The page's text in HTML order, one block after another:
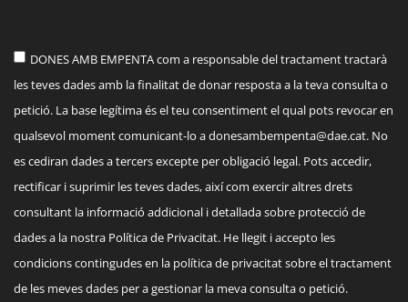
DONES AMB EMPENTA com a responsable del tractament tractarà
les teves dades amb la finalitat de donar resposta a la teva consulta o
petició. La base legítima és el teu consentiment el qual pots revocar en
qualsevol moment comunicant-lo adonesambempenta@dae.cat. No
es cediran dades a tercers excepte per obligació legal. Pots accedir,
rectificar i suprimir les teves dades, així com exercir altres drets
consultant la informació addicional i detallada sobre protecció de
dades a la nostra Política de Privacitat. He llegit i accepto les
condicions contingudes en la política de privacitat sobre el tractament
de les meves dades per a gestionar la meva consulta o petició.